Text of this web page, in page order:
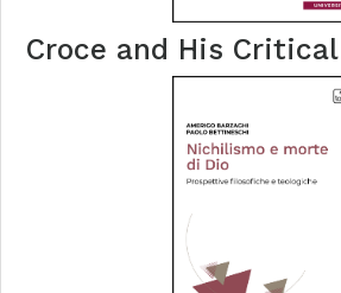
Croce and His